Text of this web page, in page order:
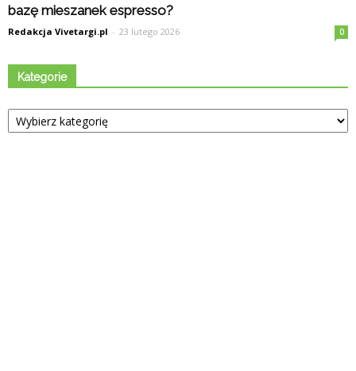
bazę mieszanek espresso?
Redakcja Vivetargi.pl - 23 lutego 2026 0
Kategorie
Kategorie